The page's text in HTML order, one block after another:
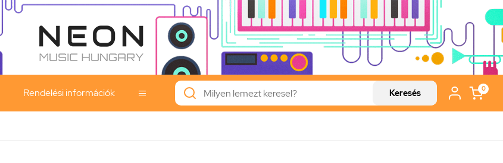
Rendelési információk  Keresés 0